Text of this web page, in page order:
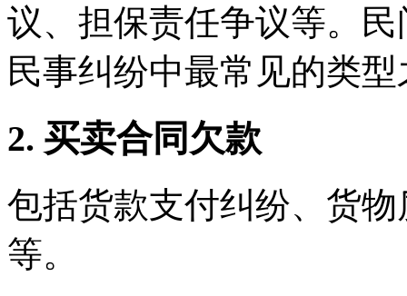
议、担保责任争议等。
民事纠纷中最常见的类
2. 买卖合同欠款
包括货款支付纠纷、货
等。